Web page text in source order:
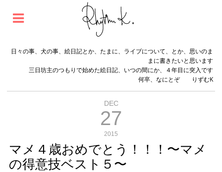
日々の事、犬の事、絵日記とか、たまに、ライブについて、とか、思いのま
まに書きたいと思います
三日坊主のつもりで始めた絵日記、いつの間にか、４年目に突入です
何卒、なにとぞ りずむK
DEC
27
2015
マメ４歳おめでとう！！！〜マメ
の得意技ベスト５〜